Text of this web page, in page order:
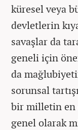
küresel veya
devletlerin
savaşlar da
geneli için
da
sorunsal
bir milletin en
genel olarak